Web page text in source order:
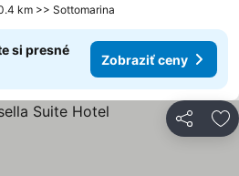
km >> Sottomarina
si presné
Zobraziť ceny
Zdieľať